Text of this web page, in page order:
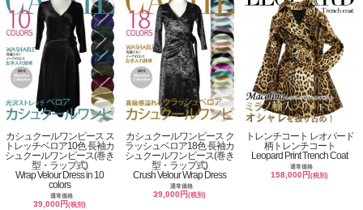
カシュクールワンピース ス
トレッチベロア10色 長袖カ
シュクールワンピース(巻き
型・ラップ式)
Wrap Velour Dress in 10
colors
通常価格
39,000円(税別)
カシュクールワンピース ク
ラッシュベロア18色 長袖カ
シュクールワンピース(巻き
型・ラップ式)
Crush Velour Wrap Dress
通常価格
39,000円(税別)
トレンチコート レオパード
柄トレンチコート
Leopard Print Trench Coat
通常価格
158,000円(税別)